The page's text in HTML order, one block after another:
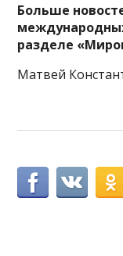
Больше
разделе
Матвей